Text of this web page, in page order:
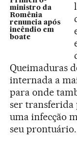
ministro da
Romênia
renuncia após
incêndio em
boate
Queimaduras
internada a
para onde
ser transferida
uma infecção
seu prontuário.